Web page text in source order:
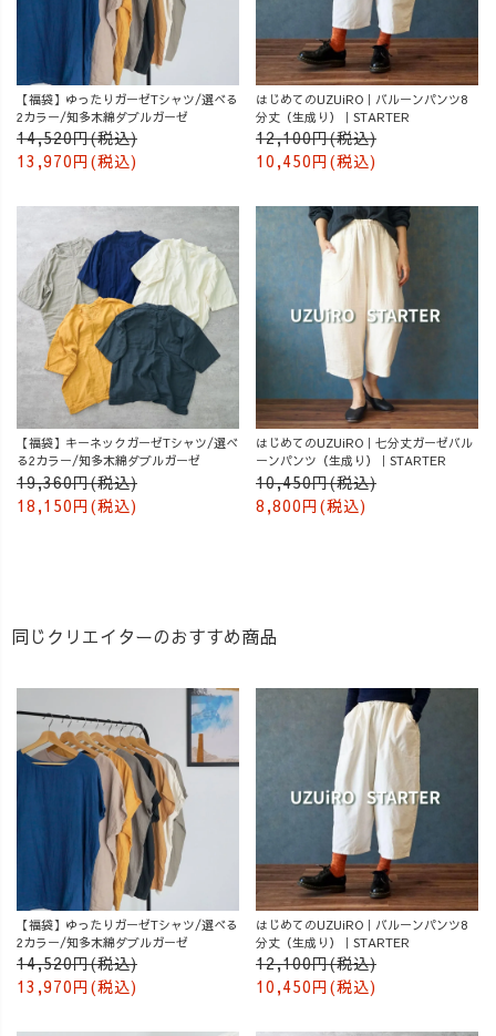
【福袋】ゆったりガーゼTシャツ/選べる
2カラー/知多木綿ダブルガーゼ
14,520円(税込)
13,970円(税込)
はじめてのUZUiRO｜バルーンパンツ8
分丈（生成り）｜STARTER
12,100円(税込)
10,450円(税込)
【福袋】キーネックガーゼTシャツ/選べ
る2カラー/知多木綿ダブルガーゼ
19,360円(税込)
18,150円(税込)
はじめてのUZUiRO｜七分丈ガーゼバル
ーンパンツ（生成り）｜STARTER
10,450円(税込)
8,800円(税込)
同じクリエイターのおすすめ商品
【福袋】ゆったりガーゼTシャツ/選べる
2カラー/知多木綿ダブルガーゼ
14,520円(税込)
13,970円(税込)
はじめてのUZUiRO｜バルーンパンツ8
分丈（生成り）｜STARTER
12,100円(税込)
10,450円(税込)